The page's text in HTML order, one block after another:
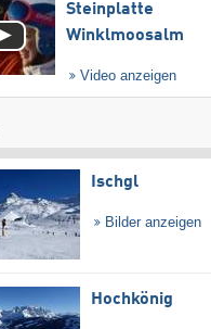
Steinplatte
Winklmoosalm
Video anzeigen
Ischgl
Bilder anzeigen
Hochkönig